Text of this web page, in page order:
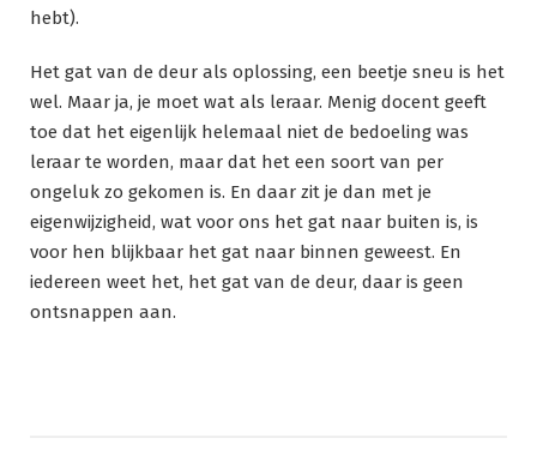
hebt).
Het gat van de deur als oplossing, een beetje sneu is het
wel. Maar ja, je moet wat als leraar. Menig docent geeft
toe dat het eigenlijk helemaal niet de bedoeling was
leraar te worden, maar dat het een soort van per
ongeluk zo gekomen is. En daar zit je dan met je
eigenwijzigheid, wat voor ons het gat naar buiten is, is
voor hen blijkbaar het gat naar binnen geweest. En
iedereen weet het, het gat van de deur, daar is geen
ontsnappen aan.